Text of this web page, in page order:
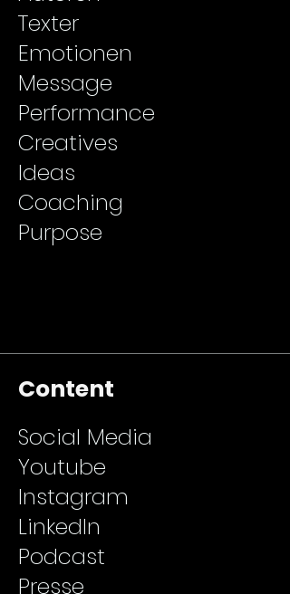
Texter
Emotionen
Message
Performance
Creatives
Ideas
Coaching
Purpose
Content
Social Media
Youtube
Instagram
LinkedIn
Podcast
Presse